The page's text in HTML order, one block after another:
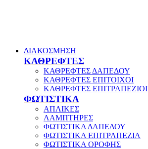
ΔΙΑΚΟΣΜΗΣΗ
ΚΑΘΡΕΦΤΕΣ
ΚΑΘΡΕΦΤΕΣ ΔΑΠΕΔΟΥ
ΚΑΘΡΕΦΤΕΣ ΕΠΙΤΟΙΧΟΙ
ΚΑΘΡΕΦΤΕΣ ΕΠΙΤΡΑΠΕΖΙΟΙ
ΦΩΤΙΣΤΙΚΑ
ΑΠΛΙΚΕΣ
ΛΑΜΠΤΗΡΕΣ
ΦΩΤΙΣΤΙΚΑ ΔΑΠΕΔΟΥ
ΦΩΤΙΣΤΙΚΑ ΕΠΙΤΡΑΠΕΖΙΑ
ΦΩΤΙΣΤΙΚΑ ΟΡΟΦΗΣ